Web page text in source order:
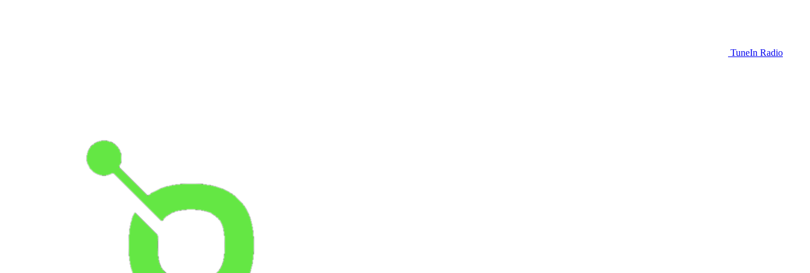
TuneIn Radio